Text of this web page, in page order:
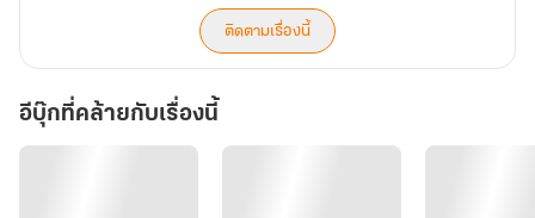
ติดตามเรื่องนี้
อีบุ๊กที่คล้ายกับเรื่องนี้